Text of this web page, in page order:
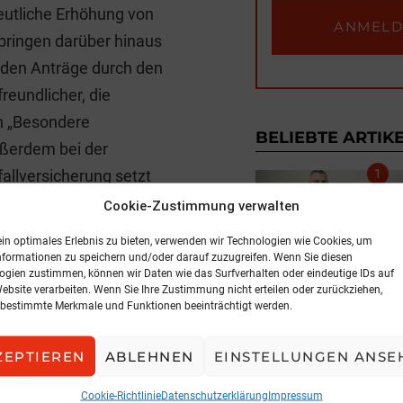
Cookie-Zustimmung verwalten
optimales Erlebnis zu bieten, verwenden wir Technologien wie Cookies, um
zu speichern und/oder darauf zuzugreifen. Wenn Sie diesen
zustimmen, können wir Daten wie das Surfverhalten oder eindeutige IDs auf
verarbeiten. Wenn Sie Ihre Zustimmung nicht erteilen oder zurückziehen,
Merkmale und Funktionen beeinträchtigt werden.
ABLEHNEN EINSTELLUNGEN
Cookie-RichtlinieDatenschutzerklärungImpressum
Erhöhung von
darüber hinaus
Anträge durch den
die
bei der
setzt
Deckungsvarianten
an
Erweiterungen sind die
Knochenbruch,
sowie eine
ist in allen
in den Varianten
individuell bis
BELIEBTE
NEWS
Expansion in